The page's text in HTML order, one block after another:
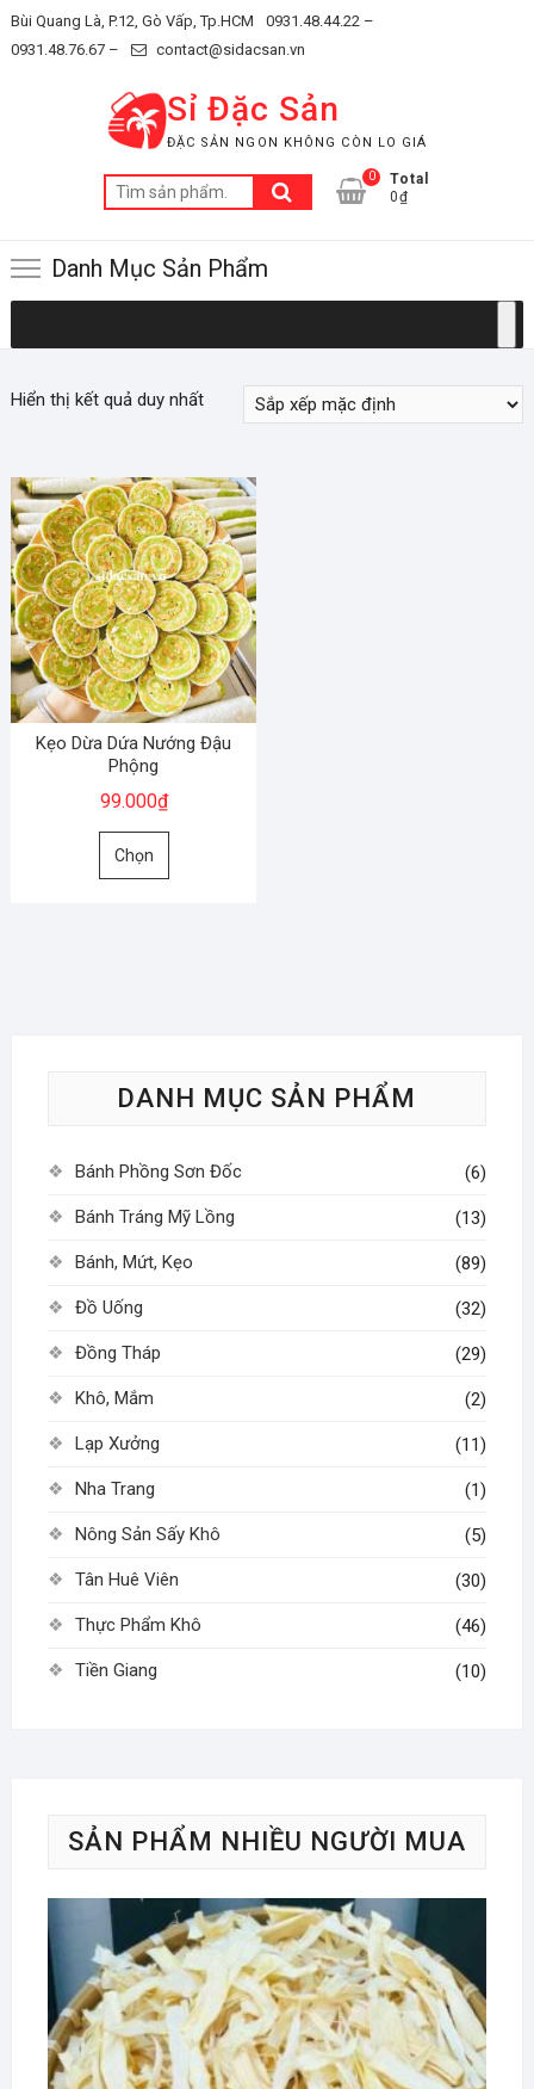
Skip
to
Bùi Quang Là, P.12, Gò Vấp, Tp.HCM
0931.48.44.22 –
0931.48.76.67 –
contact@sidacsan.vn
Sỉ Đặc Sản
ĐẶC SẢN NGON KHÔNG CÒN LO GIÁ
Tìm
kiếm:
0
Total
0₫
Danh Mục Sản Phẩm
Hiển thị kết quả duy nhất
Kẹo Dừa Dứa Nướng Đậu
Phộng
99.000₫
Chọn
Sản
chọn
được
chọn
trang
DANH MỤC SẢN PHẨM
Bánh Phồng Sơn Đốc (6)
Bánh Tráng Mỹ Lồng (13)
Bánh, Mứt, Kẹo (89)
Đồ Uống (32)
Đồng Tháp (29)
Khô, Mắm (2)
Lạp Xưởng (11)
Nha Trang (1)
Nông Sản Sấy Khô (5)
Tân Huê Viên (30)
Thực Phẩm Khô (46)
Tiền Giang (10)
SẢN PHẨM NHIỀU NGƯỜI MUA